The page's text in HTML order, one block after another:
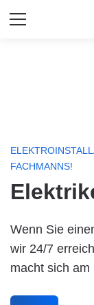
FACHMANNS!
Wenn Sie
wir 24/7
macht sich